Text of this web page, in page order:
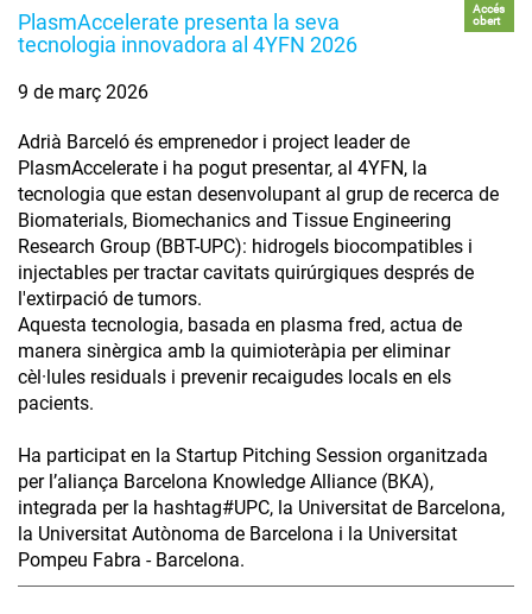
PlasmAccelerate presenta la seva
tecnologia innovadora al 4YFN 2026
Accés
obert
9 de març 2026
Adrià Barceló és emprenedor i project leader de
PlasmAccelerate i ha pogut presentar, al 4YFN, la
tecnologia que estan desenvolupant al grup de recerca de
Biomaterials, Biomechanics and Tissue Engineering
Research Group (BBT-UPC): hidrogels biocompatibles i
injectables per tractar cavitats quirúrgiques després de
l'extirpació de tumors.
Aquesta tecnologia, basada en plasma fred, actua de
manera sinèrgica amb la quimioteràpia per eliminar
cèl·lules residuals i prevenir recaigudes locals en els
pacients.
Ha participat en la Startup Pitching Session organitzada
per l’aliança Barcelona Knowledge Alliance (BKA),
integrada per la hashtag#UPC, la Universitat de Barcelona,
la Universitat Autònoma de Barcelona i la Universitat
Pompeu Fabra - Barcelona.